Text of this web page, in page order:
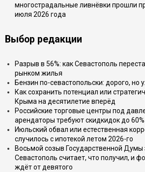
многострадальные ливнёвки прошли
июля 2026 года
Выбор редакции
Разрыв в 56%: как Севастополь
рынком жилья
Бензин по-севастопольски: дорого, но
Как сохранить потенциал или
Крыма на десятилетие вперёд
Российские торговые центры под
арендаторы требуют скидкидок до 60%
Июльский обвал или естественная
случилось с ипотекой летом 2026-го
Восьмой созыв Государственной Думы
Севастополь считает, что получил, и
ждёт от девятого